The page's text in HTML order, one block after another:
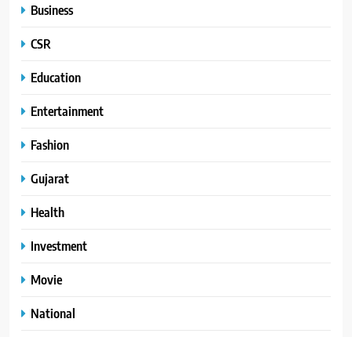
Business
CSR
Education
Entertainment
Fashion
Gujarat
Health
Investment
Movie
National